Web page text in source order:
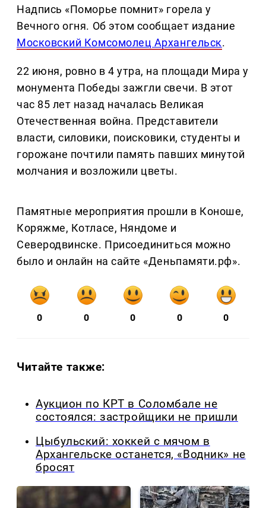
Надпись «Поморье помнит» горела у
Вечного огня. Об этом сообщает издание
Московский Комсомолец Архангельск.
22 июня, ровно в 4 утра, на площади Мира у
монумента Победы зажгли свечи. В этот
час 85 лет назад началась Великая
Отечественная война. Представители
власти, силовики, поисковики, студенты и
горожане почтили память павших минутой
молчания и возложили цветы.
Памятные мероприятия прошли в Коноше,
Коряжме, Котласе, Няндоме и
Северодвинске. Присоединиться можно
было и онлайн на сайте «Деньпамяти.рф».
0 0 0 0 0
Читайте также:
Аукцион по КРТ в Соломбале не
состоялся: застройщики не пришли
Цыбульский: хоккей с мячом в
Архангельске останется, «Водник» не
бросят